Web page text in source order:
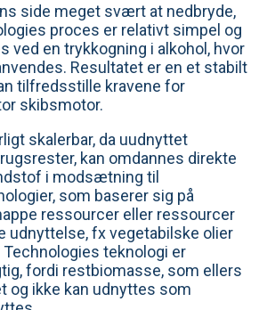
side meget svært at nedbryde,
proces er relativt simpel og
ved en trykkogning i alkohol, hvor
Resultatet er en et stabilt
tilfredsstille kravene for
skibsmotor.
skalerbar, da uudnyttet
kan omdannes direkte
i modsætning til
som baserer sig på
ressourcer eller ressourcer
udnyttelse, fx vegetabilske olier
Technologies teknologi er
fordi restbiomasse, som ellers
og ikke kan udnyttes som